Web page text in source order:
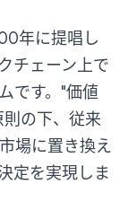
年に提唱し
チェーン上で
です。"価値
の下、従来
場に置き換え
定を実現しま